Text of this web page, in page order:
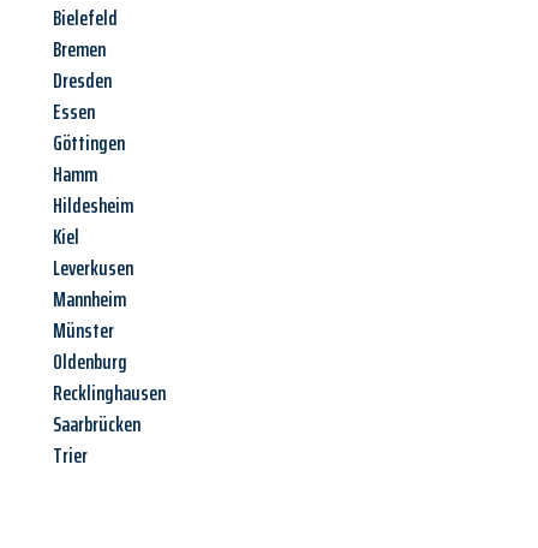
Bielefeld
Bremen
Dresden
Essen
Göttingen
Hamm
Hildesheim
Kiel
Leverkusen
Mannheim
Münster
Oldenburg
Recklinghausen
Saarbrücken
Trier